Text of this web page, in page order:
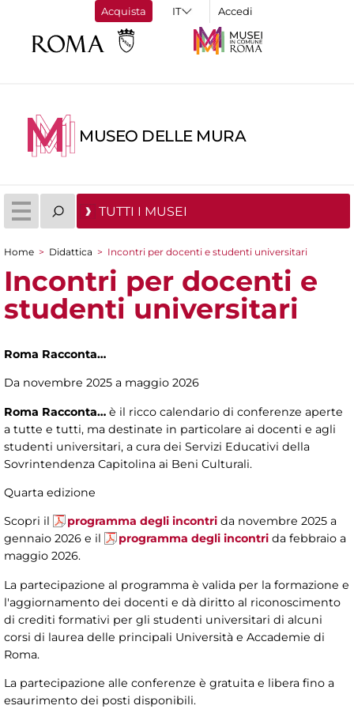
Acquista Accedi
MUSEO DELLE MURA
TUTTI I MUSEI
Tu sei qui
Home > Didattica > Incontri per docenti e studenti universitari
Incontri per docenti e
studenti universitari
Roma Racconta…
Da novembre 2025 a maggio 2026
Roma Racconta… è il ricco calendario di conferenze aperte
a tutte e tutti, ma destinate in particolare ai docenti e agli
studenti universitari, a cura dei Servizi Educativi della
Sovrintendenza Capitolina ai Beni Culturali.
Quarta edizione
Scopri il programma degli incontri da novembre 2025 a
gennaio 2026 e il
programma degli incontri da febbraio a
maggio 2026.
La partecipazione al programma è valida per la formazione e
l'aggiornamento dei docenti e dà diritto al riconoscimento
di crediti formativi per gli studenti universitari di alcuni
corsi di laurea delle principali Università e Accademie di
Roma.
La partecipazione alle conferenze è gratuita e libera fino a
esaurimento dei posti disponibili.